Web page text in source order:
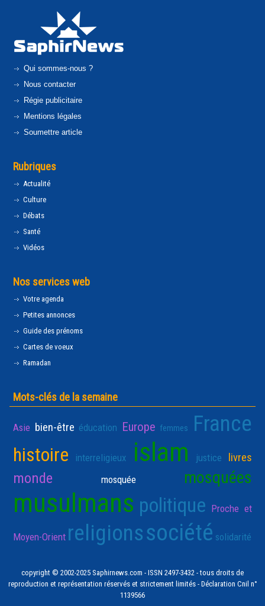
Qui sommes-nous ?
Nous contacter
Régie publicitaire
Mentions légales
Soumettre article
Rubriques
Actualité
Culture
Débats
Santé
Vidéos
Nos services web
Votre agenda
Petites annonces
Guide des prénoms
Cartes de voeux
Ramadan
Mots-clés de la semaine
Asie bien-être éducation Europe femmes France
histoire interreligieux islam justice livres
monde mosquée mosquées
musulmans politique Proche et
Moyen-Orient religionssociété solidarité
copyright © 2002-2025 Saphirnews.com - ISSN 2497-3432 - tous droits de
reproduction et représentation réservés et strictement limités - Déclaration Cnil n°
1139566